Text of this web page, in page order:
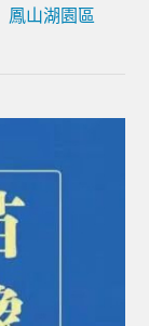
鳳山湖園區